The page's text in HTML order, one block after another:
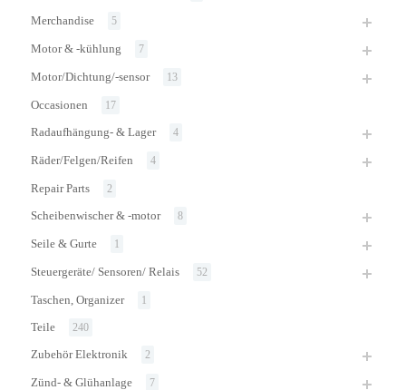
Merchandise 5
Motor & -kühlung 7
Motor/Dichtung/-sensor 13
Occasionen 17
Radaufhängung- & Lager 4
Räder/Felgen/Reifen 4
Repair Parts 2
Scheibenwischer & -motor 8
Seile & Gurte 1
Steuergeräte/ Sensoren/ Relais 52
Taschen, Organizer 1
Teile 240
Zubehör Elektronik 2
Zünd- & Glühanlage 7